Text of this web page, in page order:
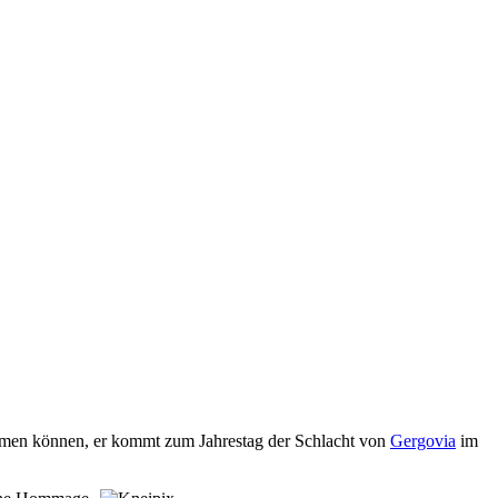
können, er kommt zum Jahrestag der Schlacht von Gergovia im